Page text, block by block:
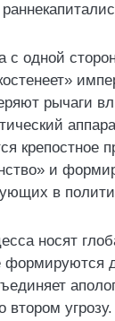
с одной
рычаги
крепостное
и
в
носят
формируются
втором